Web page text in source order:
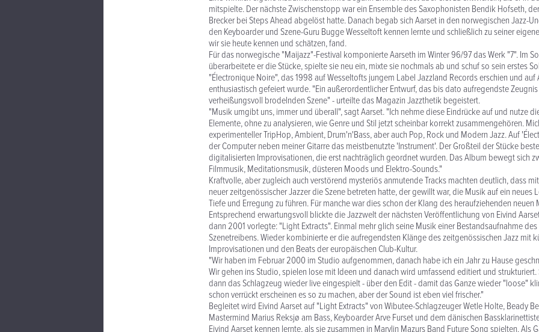
mitspielte. Der nächste Zwischenstopp war ein Ensemble des Saxophonisten Bendik Hofseth,
Brecker bei Steps Ahead abgelöst hatte. Danach begab sich Aarset in den norwegischen Jazz-
den Keyboarder und Szene-Guru Bugge Wesseltoft kennen lernte und schließlich zu seiner
wir sie heute kennen und schätzen, fand.
Für das norwegische "Maijazz"-Festival komponierte Aarseth im Winter 96/97 das Werk "7". Im
überarbeitete er die Stücke, spielte sie neu ein, mixte sie nochmals ab und schuf so sein erstes
"Électronique Noire", das 1998 auf Wesseltofts jungem Label Jazzland Records erschien und auf
enthusiastisch gefeiert wurde. "Ein außerordentlicher Entwurf, das bis dato aufregendste
verheißungsvoll brodelnden Szene" - urteilte das Magazin Jazzthetik begeistert.
"Musik umgibt uns, immer und überall", sagt Aarset. "Ich nehme diese Eindrücke auf und nutze
Elemente, ohne zu analysieren, wie Genre und Stil jetzt scheinbar korrekt zusammengehören.
experimenteller TripHop, Ambient, Drum'n'Bass, aber auch Pop, Rock und Modern Jazz. Auf
der Computer neben meiner Gitarre das meistbenutzte 'Instrument'. Der Großteil der Stücke
digitalisierten Improvisationen, die erst nachträglich geordnet wurden. Das Album bewegt sich
Filmmusik, Meditationsmusik, düsteren Moods und Elektro-Sounds."
Kraftvolle, aber zugleich auch verstörend mysteriös anmutende Tracks machten deutlich, dass
neuer zeitgenössischer Jazzer die Szene betreten hatte, der gewillt war, die Musik auf ein neues
Tiefe und Erregung zu führen. Für manche war dies schon der Klang des heraufziehenden neuen
Entsprechend erwartungsvoll blickte die Jazzwelt der nächsten Veröffentlichung von Eivind
dann 2001 vorlegte: "Light Extracts". Einmal mehr glich seine Musik einer Bestandsaufnahme
Szenetreibens. Wieder kombinierte er die aufregendsten Klänge des zeitgenössischen Jazz mit
Improvisationen und den Beats der europäischen Club-Kultur.
"Wir haben im Februar 2000 im Studio aufgenommen, danach habe ich ein Jahr zu Hause
Wir gehen ins Studio, spielen lose mit Ideen und danach wird umfassend editiert und
dann das Schlagzeug wieder live eingespielt - über den Edit - damit das Ganze wieder "loose"
schon verrückt erscheinen es so zu machen, aber der Sound ist eben viel frischer."
Begleitet wird Eivind Aarset auf "Light Extracts" von Wibutee-Schlagzeuger Wetle Holte, Beady
Mastermind Marius Reksjø am Bass, Keyboarder Arve Furset und dem dänischen